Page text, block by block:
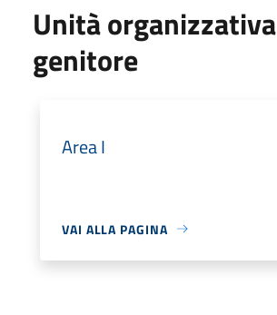
Unità organizzativa
genitore
Area I
VAI ALLA PAGINA